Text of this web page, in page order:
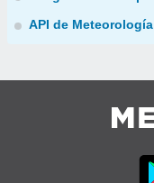
API de Meteorología